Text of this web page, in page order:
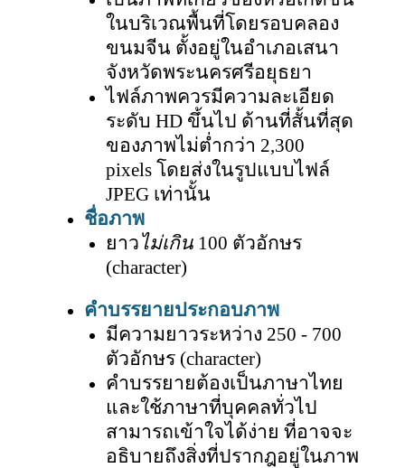
ในบริเวณพื้นที่โดยรอบคลอง
ขนมจีน ตั้งอยู่ในอำเภอเสนา
จังหวัดพระนครศรีอยุธยา
ไฟล์ภาพควรมีความละเอียด
ระดับ HD ขึ้นไป ด้านที่สั้นที่สุด
ของภาพไม่ต่ำกว่า 2,300
pixels โดยส่งในรูปแบบไฟล์
JPEG เท่านั้น
ชื่อภาพ
ยาวไม่เกิน 100 ตัวอักษร
(character)
คำบรรยายประกอบภาพ
มีความยาวระหว่าง 250 - 700
ตัวอักษร (character)
คำบรรยายต้องเป็นภาษาไทย
และใช้ภาษาที่บุคคลทั่วไป
สามารถเข้าใจได้ง่าย ที่อาจจะ
อธิบายถึงสิ่งที่ปรากฎอยู่ในภาพ